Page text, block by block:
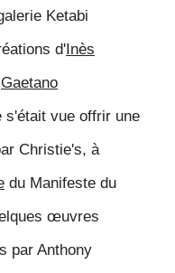
Ketabi
d'Inès
Gaetano
s'était vue offrir une
Christie's, à
du Manifeste du
œuvres
par Anthony